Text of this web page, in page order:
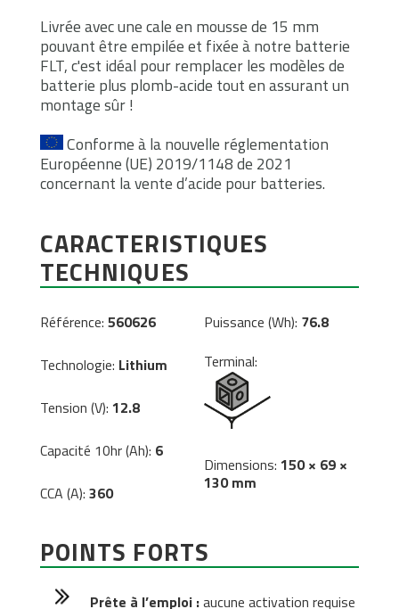
Livrée avec une cale en mousse de 15 mm
pouvant être empilée et fixée à notre batterie
FLT, c'est idéal pour remplacer les modèles de
batterie plus plomb-acide tout en assurant un
montage sûr !
Conforme à la nouvelle réglementation
Européenne (UE) 2019/1148 de 2021
concernant la vente d’acide pour batteries.
CARACTERISTIQUES
TECHNIQUES
Référence: 560626
Technologie: Lithium
Tension (V): 12.8
Capacité 10hr (Ah): 6
CCA (A): 360
Puissance (Wh): 76.8
Terminal:
Dimensions: 150 × 69 ×
130 mm
POINTS FORTS
Prête à l’emploi :aucune activation requise